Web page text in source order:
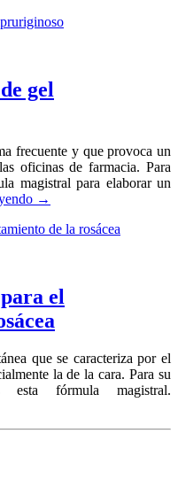
gel
frecuente y que provoca un
oficinas de farmacia. Para
magistral para elaborar un
→
el
que se caracteriza por el
la de la cara. Para su
esta fórmula magistral.